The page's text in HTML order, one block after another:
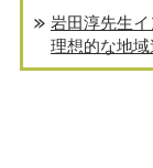
岩田淳先生
理想的な地